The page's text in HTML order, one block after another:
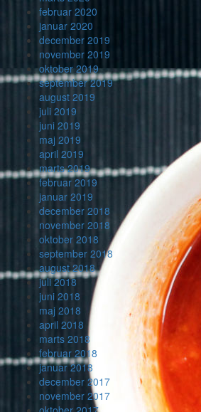
februar 2020
januar 2020
december 2019
november 2019
oktober 2019
september 2019
august 2019
juli 2019
juni 2019
maj 2019
april 2019
marts 2019
februar 2019
januar 2019
december 2018
november 2018
oktober 2018
september 2018
august 2018
juli 2018
juni 2018
maj 2018
april 2018
marts 2018
februar 2018
januar 2018
december 2017
november 2017